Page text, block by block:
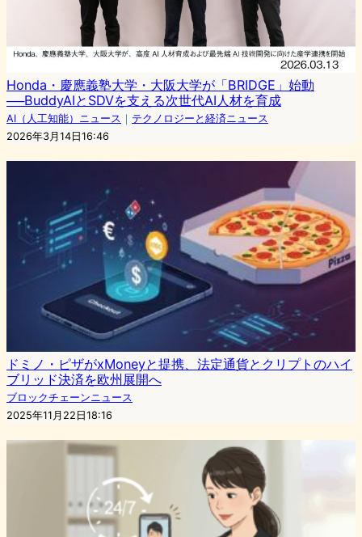
Honda・慶應義塾大学・大阪大学が「BRIDGE」始動
──BuddyAIとSDVを支える次世代AI人材を育成
AI（人工知能）ニュース ｜ テクノロジーと経済ニュース
2026年3月14日16:46
ドミノ・ピザがxMoneyと提携、法定通貨とクリプトのハイ
ブリッド決済を欧州展開へ
ブロックチェーンニュース
2025年11月22日18:16